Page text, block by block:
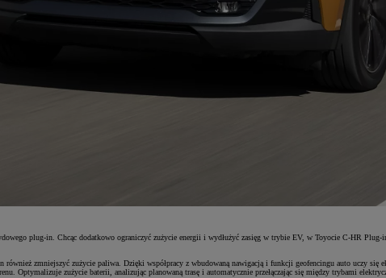
plug-in. Chcąc dodatkowo ograniczyć zużycie energii i wydłużyć zasięg w trybie EV, w Toyocie C-HR
zmniejszyć zużycie paliwa. Dzięki współpracy z wbudowaną nawigacją i funkcji geofencingu auto uczy się
Optymalizuje zużycie baterii, analizując planowaną trasę i automatycznie przełączając się między trybami